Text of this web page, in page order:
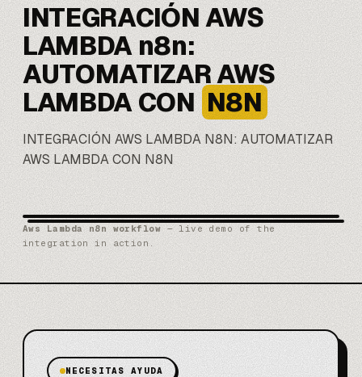
INTEGRACIÓN AWS
LAMBDA n8n:
AUTOMATIZAR AWS
LAMBDA CON N8N
INTEGRACIÓN AWS LAMBDA N8N: AUTOMATIZAR
AWS LAMBDA CON N8N
Aws Lambda n8n workflow — live demo of the
integration in action.
NECESITAS AYUDA